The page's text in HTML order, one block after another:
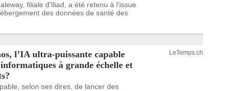
filiale d'Iliad, a été retenu à l’issue
des données de santé des
l’IA ultra-puissante capable
à grande échelle et
selon ses dires, de lancer des
LeTemps.ch